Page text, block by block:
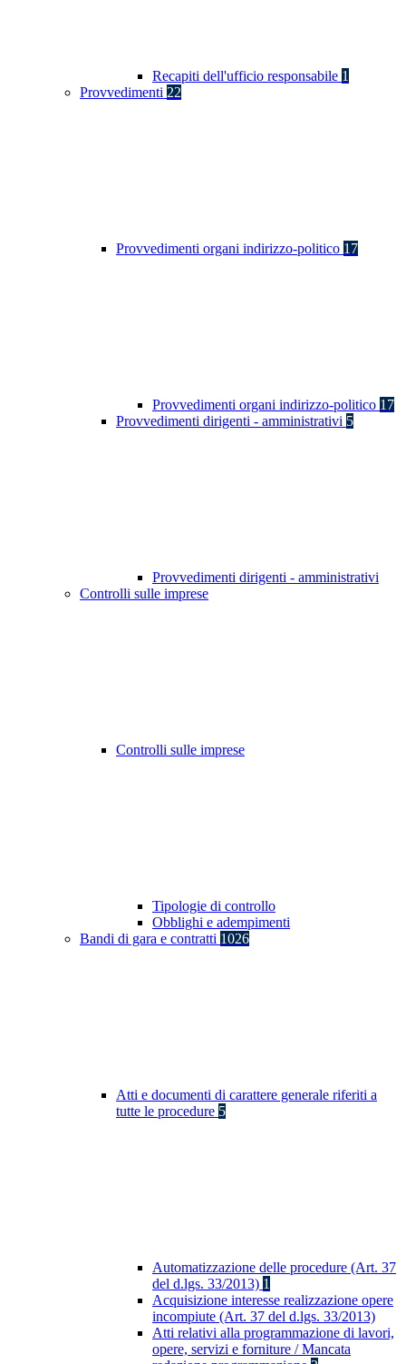
Recapiti dell'ufficio responsabile 1
Provvedimenti 22
Provvedimenti organi indirizzo-politico 17
Provvedimenti organi indirizzo-politico 17
Provvedimenti dirigenti - amministrativi 5
Provvedimenti dirigenti - amministrativi
Controlli sulle imprese
Controlli sulle imprese
Tipologie di controllo
Obblighi e adempimenti
Bandi di gara e contratti 1026
Atti e documenti di carattere generale riferiti a
tutte le procedure 5
Automatizzazione delle procedure (Art. 37
del d.lgs. 33/2013) 1
Acquisizione interesse realizzazione opere
incompiute (Art. 37 del d.lgs. 33/2013)
Atti relativi alla programmazione di lavori,
opere, servizi e forniture / Mancata